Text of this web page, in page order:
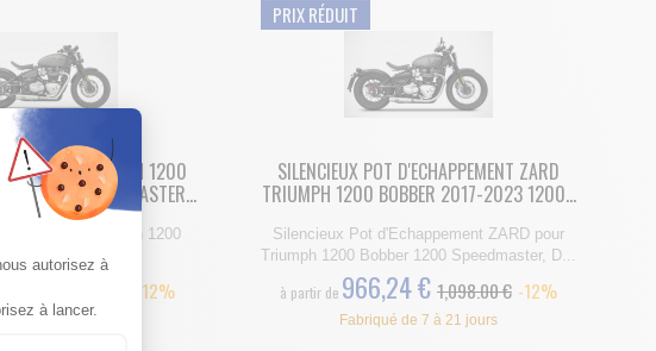
POT ZARD TRIUMPH 1200
1200 SPEEDMASTER...
ZARD pour Triumph 1200
1200 Speedmaster
-12%
de 7 à 21 jours
PRIX RÉDUIT
SILENCIEUX POT D'ECHAPPEMENT ZARD
TRIUMPH 1200 BOBBER 2017-2023 1200...
Silencieux Pot d'Echappement ZARD pour
Triumph 1200 Bobber 1200 Speedmaster, D...
à partir de 966,24 € 1,098.00 € -12%
Fabriqué de 7 à 21 jours
: Personnalisez vos Options
autorisez à
à lancer.